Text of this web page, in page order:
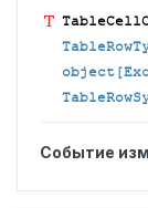
TableCell
Событие